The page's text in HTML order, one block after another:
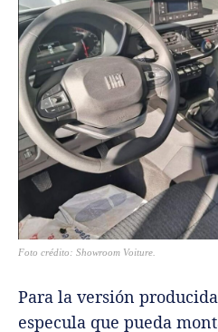
Foto crédito: Showroom Voiture.
Para la versión
especula que pueda